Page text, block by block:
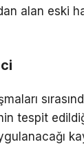
alan eski
tespit